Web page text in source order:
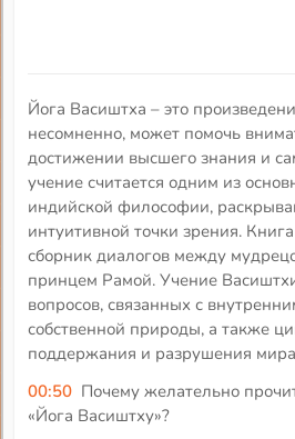
Йога Васиштха – это
несомненно, может помочь
достижении высшего знания и
учение считается одним из
индийской философии,
интуитивной точки зрения.
сборник диалогов между
принцем Рамой. Учение
вопросов, связанных с
собственной природы, а также
поддержания и разрушения
00:50 Почему желательно
«Йога Васиштху»?